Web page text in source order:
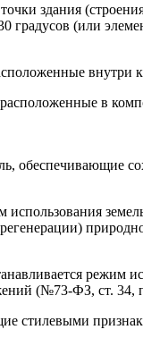
здания
градусов (или
внутри
в
обеспечивающие
использования
режим
(№73-ФЗ, ст. 34,
стилевыми